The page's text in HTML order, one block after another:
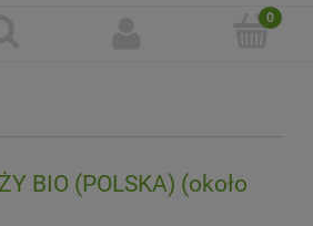
BIO (POLSKA) (około